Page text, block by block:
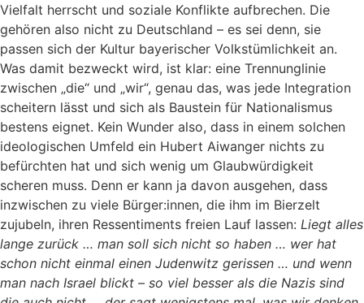
Vielfalt herrscht und soziale Konflikte aufbrechen. Die
gehören also nicht zu Deutschland – es sei denn, sie
passen sich der Kultur bayerischer Volkstümlichkeit an.
Was damit bezweckt wird, ist klar: eine Trennunglinie
zwischen „die“ und „wir“, genau das, was jede Integration
scheitern lässt und sich als Baustein für Nationalismus
bestens eignet. Kein Wunder also, dass in einem solchen
ideologischen Umfeld ein Hubert Aiwanger nichts zu
befürchten hat und sich wenig um Glaubwürdigkeit
scheren muss. Denn er kann ja davon ausgehen, dass
inzwischen zu viele Bürger:innen, die ihm im Bierzelt
zujubeln, ihren Ressentiments freien Lauf lassen: Liegt alles
lange zurück … man soll sich nicht so haben … wer hat
schon nicht einmal einen Judenwitz gerissen … und wenn
man nach Israel blickt – so viel besser als die Nazis sind